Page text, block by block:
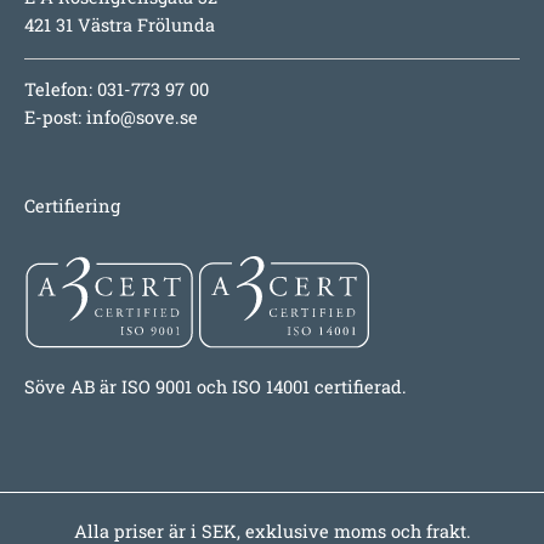
421 31 Västra Frölunda
Telefon: 031-773 97 00
E-post: info@sove.se
Certifiering
Söve AB är ISO 9001 och ISO 14001 certifierad.
Alla priser är i SEK, exklusive moms och frakt.